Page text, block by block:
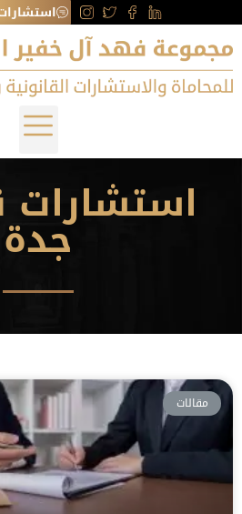
استشارات
جدة
مقالات